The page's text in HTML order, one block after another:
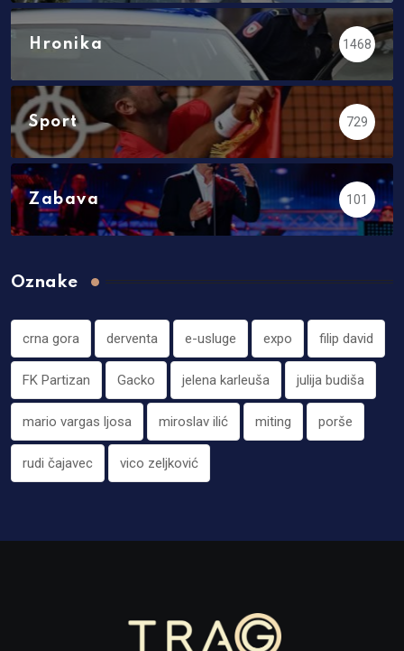
Hronika 1468
Sport 729
Zabava 101
Oznake
crna gora derventa e-usluge expo filip david
FK Partizan Gacko jelena karleuša julija budiša
mario vargas ljosa miroslav ilić miting porše
rudi čajavec vico zeljković